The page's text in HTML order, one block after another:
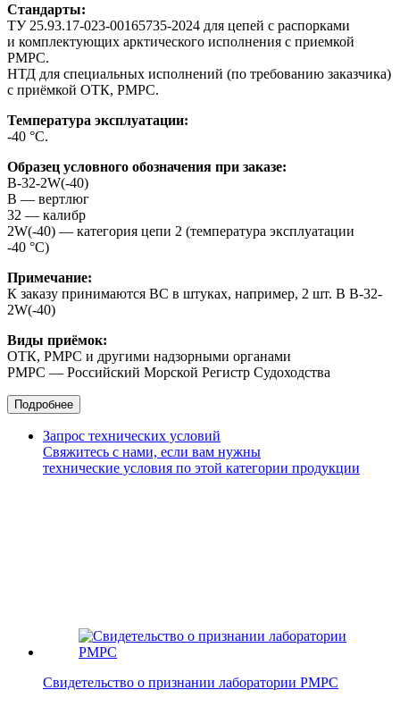
Стандарты:
ТУ 25.93.17-023-00165735-2024 для цепей с распорками
и комплектующих арктического исполнения с приемкой
РМРС.
НТД для специальных исполнений (по требованию заказчика)
с приёмкой ОТК, РМРС.
Температура эксплуатации:
-40 °С.
Образец условного обозначения при заказе:
В-32-2W(-40)
В — вертлюг
32 — калибр
2W(-40) — категория цепи 2 (температура эксплуатации
-40 °С)
Примечание:
К заказу принимаются ВС в штуках, например, 2 шт. В В-32-
2W(-40)
Виды приёмок:
ОТК, РМРС и другими надзорными органами
РМРС — Российский Морской Регистр Судоходства
Подробнее
Запрос технических условий
Свяжитесь с нами, если вам нужны
технические условия по этой категории продукции
Свидетельство о признании лаборатории РМРС